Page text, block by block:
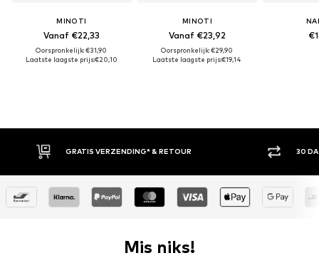
MINOTI
Vanaf €22,33
Oorspronkelijk: €31,90
Laatste laagste prijs:€20,10
MINOTI
Vanaf €23,92
Oorspronkelijk: €29,90
Laatste laagste prijs:€19,14
30 DAGEN BEDENKTIJD
Mis niks!